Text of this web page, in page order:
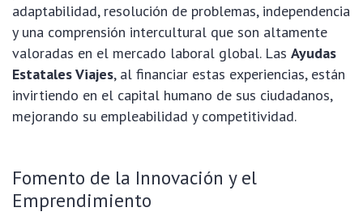
adaptabilidad, resolución de problemas, independencia
y una comprensión intercultural que son altamente
valoradas en el mercado laboral global. Las Ayudas
Estatales Viajes, al financiar estas experiencias, están
invirtiendo en el capital humano de sus ciudadanos,
mejorando su empleabilidad y competitividad.
Fomento de la Innovación y el
Emprendimiento